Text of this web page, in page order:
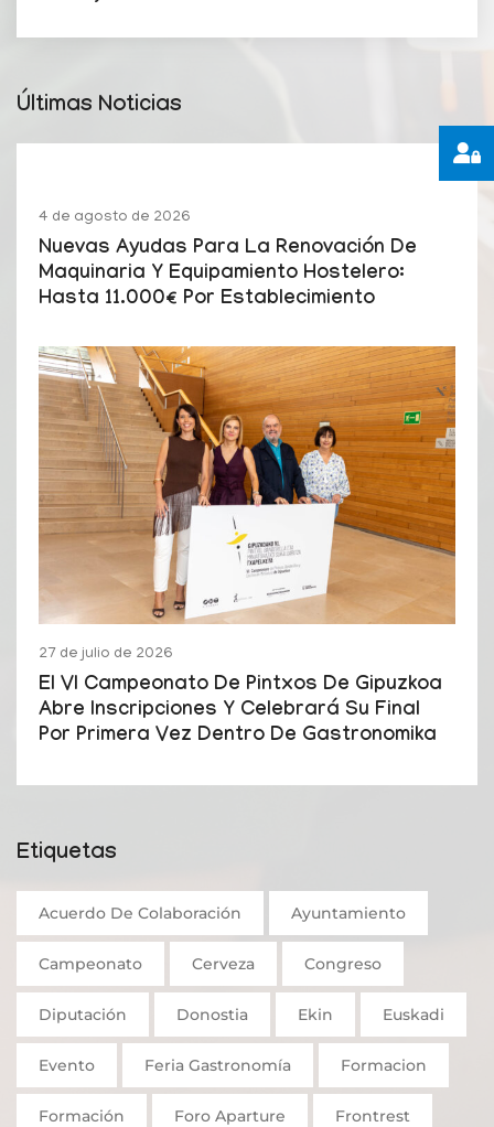
Últimas Noticias
4 de agosto de 2026
Nuevas Ayudas Para La Renovación De
Maquinaria Y Equipamiento Hostelero:
Hasta 11.000€ Por Establecimiento
27 de julio de 2026
El VI Campeonato De Pintxos De Gipuzkoa
Abre Inscripciones Y Celebrará Su Final
Por Primera Vez Dentro De Gastronomika
Etiquetas
Acuerdo De Colaboración Ayuntamiento
Campeonato Cerveza Congreso
Diputación Donostia Ekin Euskadi
Evento Feria Gastronomía Formacion
Formación Foro Aparture Frontrest